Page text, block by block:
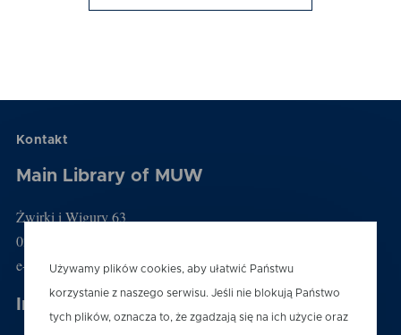
Kontakt
Main Library of MUW
Żwirki i Wigury 63
02-091 Warszawa
e-mail: biblioteka@wum.edu.pl
Information desk
Używamy plików cookies, aby ułatwić Państwu
korzystanie z naszego serwisu. Jeśli nie blokują Państwo
tych plików, oznacza to, że zgadzają się na ich użycie oraz